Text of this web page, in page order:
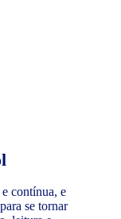
contínua, e
se tornar